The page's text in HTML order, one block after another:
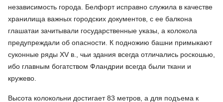
независимость города. Белфорт исправно служила в качестве
хранилища важных городских документов, с ее балкона
глашатаи зачитывали государственные указы, а колокола
предупреждали об опасности. К подножию башни примыкают
суконные ряды XV в., чьи здания всегда отличались роскошью,
ибо главным богатством Фландрии всегда были ткани и
кружево.
Высота колокольни достигает 83 метров, а для подъема к